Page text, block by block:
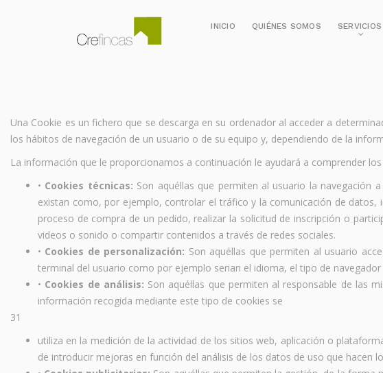
INICIO QUIÉNES SOMOS SERVICIOS
Una Cookie es un fichero que se descarga en su ordenador al acceder a
los hábitos de navegación de un usuario o de su equipo y, dependiendo de la
La información que le proporcionamos a continuación le ayudará a comprender
• Cookies técnicas: Son aquéllas que permiten al usuario la navegación
existan como, por ejemplo, controlar el tráfico y la comunicación de
proceso de compra de un pedido, realizar la solicitud de inscripción o
videos o sonido o compartir contenidos a través de redes sociales.
• Cookies de personalización: Son aquéllas que permiten al usuario
terminal del usuario como por ejemplo serian el idioma, el tipo de
• Cookies de análisis: Son aquéllas que permiten al responsable de las
información recogida mediante este tipo de cookies se
31
utiliza en la medición de la actividad de los sitios web, aplicación o
de introducir mejoras en función del análisis de los datos de uso que hacen